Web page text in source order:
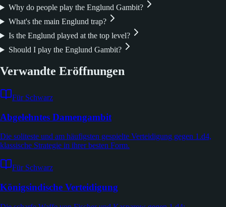
Why do people play the Englund Gambit?
What's the main Englund trap?
Is the Englund played at the top level?
Should I play the Englund Gambit?
Verwandte Eröffnungen
Für Schwarz
Abgelehntes Damengambit
Die soliteste und am häufigsten gespielte Verteidigung gegen 1.d4,
klassische Strategie in ihrer besten Form.
Für Schwarz
Königsindische Verteidigung